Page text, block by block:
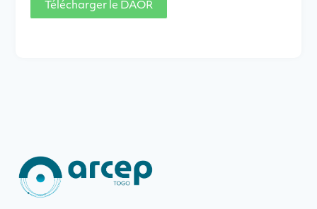
Télécharger le DAOR